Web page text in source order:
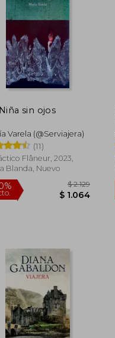
sin ojos
Varela (@serviajera)
(11)
Flâneur, 2023,
Blanda, Nuevo